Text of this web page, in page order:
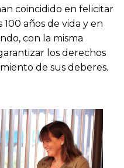
coincidido en felicitar
años de vida y en
con la misma
los derechos
de sus deberes.